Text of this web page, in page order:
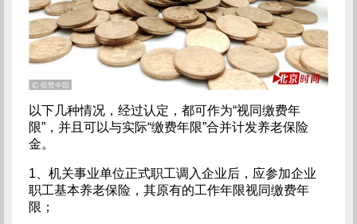
以下几种情况，经过认定，都可作为“视同缴费年
限”，并且可以与实际“缴费年限”合并计发养老保险
金。
1、机关事业单位正式职工调入企业后，应参加企业
职工基本养老保险，其原有的工作年限视同缴费年
限；